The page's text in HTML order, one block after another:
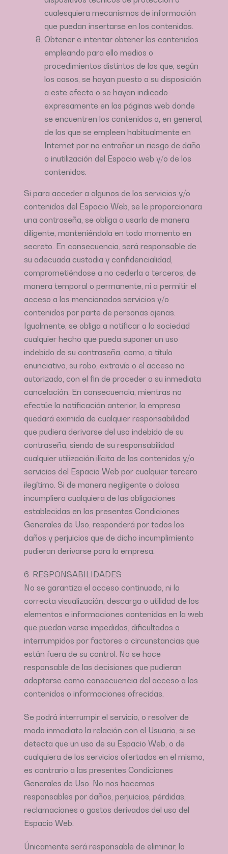
cualesquiera mecanismos de información
que puedan insertarse en los contenidos.
Obtener e intentar obtener los contenidos
empleando para ello medios o
procedimientos distintos de los que, según
los casos, se hayan puesto a su disposición
a este efecto o se hayan indicado
expresamente en las páginas web donde
se encuentren los contenidos o, en general,
de los que se empleen habitualmente en
Internet por no entrañar un riesgo de daño
o inutilización del Espacio web y/o de los
contenidos.
Si para acceder a algunos de los servicios y/o
contenidos del Espacio Web, se le proporcionara
una contraseña, se obliga a usarla de manera
diligente, manteniéndola en todo momento en
secreto. En consecuencia, será responsable de
su adecuada custodia y confidencialidad,
comprometiéndose a no cederla a terceros, de
manera temporal o permanente, ni a permitir el
acceso a los mencionados servicios y/o
contenidos por parte de personas ajenas.
Igualmente, se obliga a notificar a la sociedad
cualquier hecho que pueda suponer un uso
indebido de su contraseña, como, a título
enunciativo, su robo, extravío o el acceso no
autorizado, con el fin de proceder a su inmediata
cancelación. En consecuencia, mientras no
efectúe la notificación anterior, la empresa
quedará eximida de cualquier responsabilidad
que pudiera derivarse del uso indebido de su
contraseña, siendo de su responsabilidad
cualquier utilización ilícita de los contenidos y/o
servicios del Espacio Web por cualquier tercero
ilegítimo. Si de manera negligente o dolosa
incumpliera cualquiera de las obligaciones
establecidas en las presentes Condiciones
Generales de Uso, responderá por todos los
daños y perjuicios que de dicho incumplimiento
pudieran derivarse para la empresa.
6. RESPONSABILIDADES
No se garantiza el acceso continuado, ni la
correcta visualización, descarga o utilidad de los
elementos e informaciones contenidas en la web
que puedan verse impedidos, dificultados o
interrumpidos por factores o circunstancias que
están fuera de su control. No se hace
responsable de las decisiones que pudieran
adoptarse como consecuencia del acceso a los
contenidos o informaciones ofrecidas.
Se podrá interrumpir el servicio, o resolver de
modo inmediato la relación con el Usuario, si se
detecta que un uso de su Espacio Web, o de
cualquiera de los servicios ofertados en el mismo,
es contrario a las presentes Condiciones
Generales de Uso. No nos hacemos
responsables por daños, perjuicios, pérdidas,
reclamaciones o gastos derivados del uso del
Espacio Web.
Únicamente será responsable de eliminar, lo